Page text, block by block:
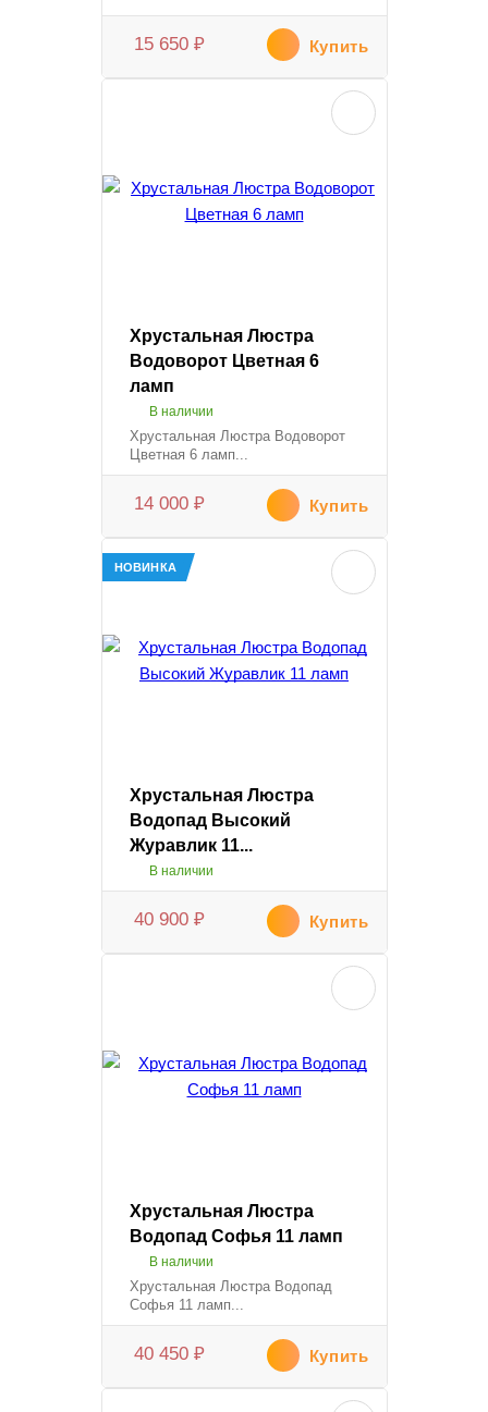
15 650 ₽ Купить
Хрустальная Люстра
Водоворот Цветная 6
ламп
В наличии
Хрустальная Люстра Водоворот
Цветная 6 ламп...
14 000 ₽ Купить
НОВИНКА
Хрустальная Люстра
Водопад Высокий
Журавлик 11...
В наличии
40 900 ₽ Купить
Хрустальная Люстра
Водопад Софья 11 ламп
В наличии
Хрустальная Люстра Водопад
Софья 11 ламп...
40 450 ₽ Купить